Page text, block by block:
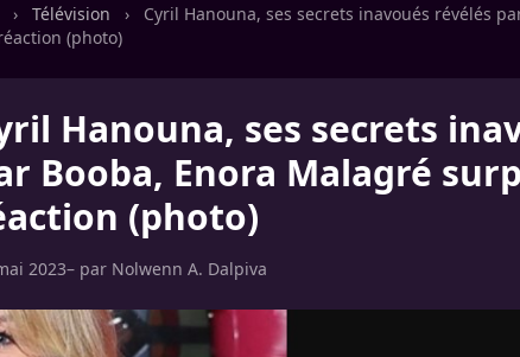
› Télévision ›
Cyril Hanouna, ses secrets inavoués révélés
(photo)
Hanouna, ses secrets
Booba, Enora Malagré
(photo)
2023– par Nolwenn A. Dalpiva